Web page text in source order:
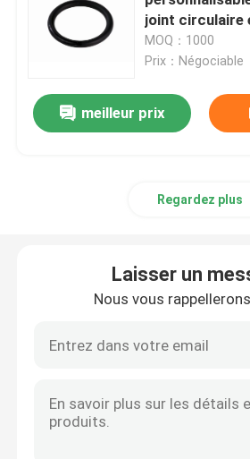
Joints circulaires de NBR
Joints circulaires de FKM
joints circulaires d'epdm
joint circulaire
silicone de la
MOQ：1000
Prix：Négociable
meilleur prix
Regardez plus
Laisser un
Nous vous